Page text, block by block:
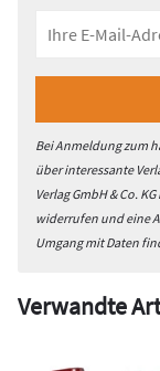
Bei Anmeldung zum
über interessante
Verlag GmbH & Co.
widerrufen und eine
Umgang mit Daten
Verwandte